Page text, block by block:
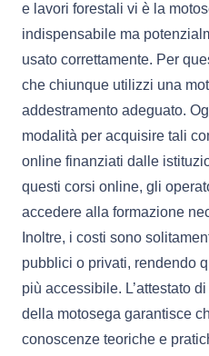
e lavori forestali vi è la
indispensabile ma
usato correttamente. Per
che chiunque utilizzi una
addestramento adeguato.
modalità per acquisire tali
online finanziati dalle
questi corsi online, gli
accedere alla formazione
Inoltre, i costi sono
pubblici o privati, rendendo
più accessibile. L’attestato
della motosega garantisce
conoscenze teoriche e